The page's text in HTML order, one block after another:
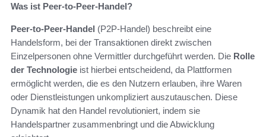
Was ist Peer-to-Peer-Handel?
Peer-to-Peer-Handel (P2P-Handel) beschreibt eine
Handelsform, bei der Transaktionen direkt zwischen
Einzelpersonen ohne Vermittler durchgeführt werden. Die Rolle
der Technologie ist hierbei entscheidend, da Plattformen
ermöglicht werden, die es den Nutzern erlauben, ihre Waren
oder Dienstleistungen unkompliziert auszutauschen. Diese
Dynamik hat den Handel revolutioniert, indem sie
Handelspartner zusammenbringt und die Abwicklung